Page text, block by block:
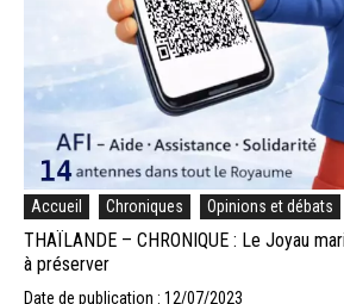
Accueil Chroniques Opinions et débats
THAÏLANDE – CHRONIQUE : Le Joyau
à préserver
Date de publication : 12/07/2023